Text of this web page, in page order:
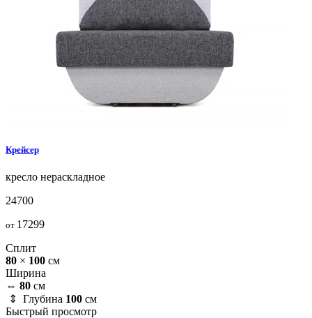
Крейсер
кресло нераскладное
24700
от 17299
Сплит
80 × 100 см
Ширина
⇔ 80 см
⇕ Глубина 100 см
Быстрый просмотр